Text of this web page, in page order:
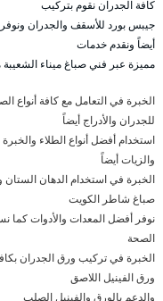
كافة الجدران نقوم بتركيب
جيبس بورد للأسقف والجدران
أيضاً ونقدم خدمات
مميزة عبر فني صباغ ميناء الشعيبة
الخبرة في التعامل مع كافة أنواع
للجدران والأدراج أيضاً
استخدام أفضل أنواع الطلاء
والزيات أيضاً
الخبرة في استخدام الدهان الستان
صباغ شاطر الكويت
نوفر أفضل المعدات والأدوات كما
الصحة
الخبرة في تركيب ورق الجدران بكافة
ورق الفينيل اللاصق
والدعم بالورق والفينيل الصلب